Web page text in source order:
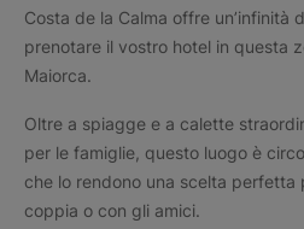
Costa de la Calma offre un’infinità
prenotare il vostro hotel in questa
Maiorca.
Oltre a spiagge e a calette
per le famiglie, questo luogo è
che lo rendono una scelta perfetta
coppia o con gli amici.